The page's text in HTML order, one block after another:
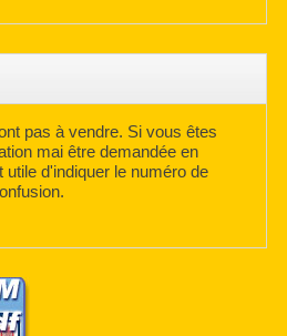
pas à vendre. Si vous êtes
mai être demandée en
d'indiquer le numéro de